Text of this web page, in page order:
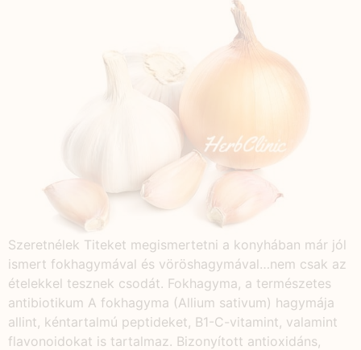
Szeretnélek Titeket megismertetni a konyhában már jól
ismert fokhagymával és vöröshagymával…nem csak az
ételekkel tesznek csodát. Fokhagyma, a természetes
antibiotikum A fokhagyma (Allium sativum) hagymája
allint, kéntartalmú peptideket, B1-C-vitamint, valamint
flavonoidokat is tartalmaz. Bizonyított antioxidáns,